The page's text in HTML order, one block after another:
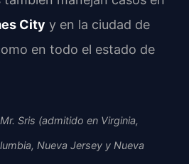
City y en la ciudad de
en todo el estado de
Sris (admitido en Virginia,
Nueva Jersey y Nueva